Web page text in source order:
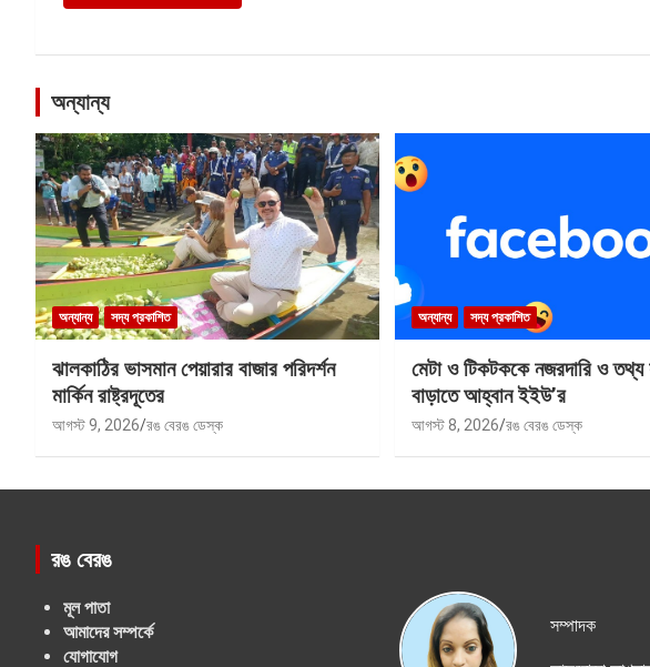
অন্যান্য
অন্যান্য সদ্য প্রকাশিত
ঝালকাঠির ভাসমান পেয়ারার বাজার পরিদর্শন
মার্কিন রাষ্ট্রদূতের
আগস্ট 9, 2026 রঙ বেরঙ ডেস্ক
অন্যান্য সদ্য প্রকাশিত
মেটা ও টিকটককে নজরদারি ও তথ্য
বাড়াতে আহ্বান ইইউ’র
আগস্ট 8, 2026 রঙ বেরঙ ডেস্ক
রঙ বেরঙ
মূল পাতা
আমাদের সম্পর্কে
যোগাযোগ
সম্পাদক